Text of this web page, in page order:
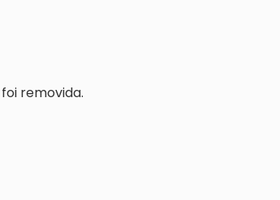
removida.